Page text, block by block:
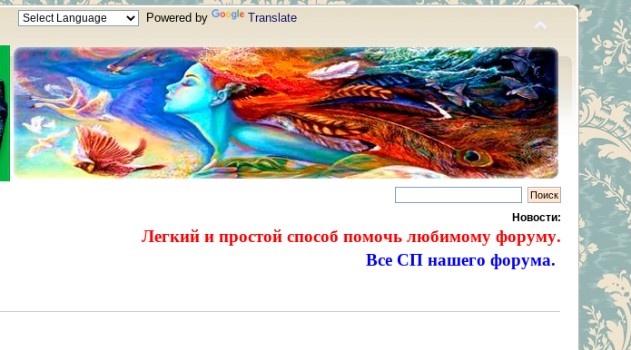
Powered by Translate
Новости:
Легкий и простой способ помочь любимому форуму.
Все СП нашего форума.